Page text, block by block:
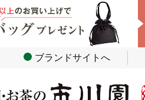
ブランドサイトへ